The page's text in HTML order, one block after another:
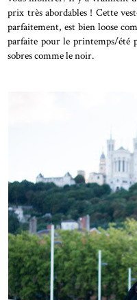
prix très abordables ! Cette
parfaitement, est bien loose
parfaite pour le printemps/été
sobres comme le noir.